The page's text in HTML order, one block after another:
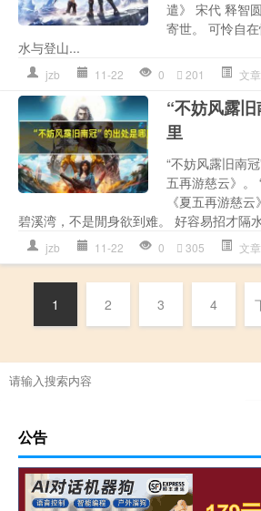
遣》 宋代 释智
寄世。 可怜自
水与登山...
jzb 11-22 0 201 文
“不妨风露
里
“不妨风露旧南
五再游慈云》。
《夏五再游慈
碧溪湾，不是閒身欲到难。 好容易招才隔
jzb 11-22 0 305 文
1 2 3 4
公告